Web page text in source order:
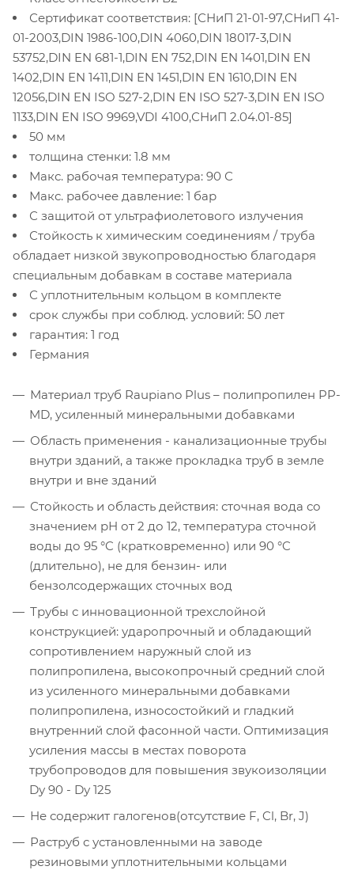
Сертификат соответствия: [СНиП 21-01-97,СНиП 41-
01-2003,DIN 1986-100,DIN 4060,DIN 18017-3,DIN
53752,DIN EN 681-1,DIN EN 752,DIN EN 1401,DIN EN
1402,DIN EN 1411,DIN EN 1451,DIN EN 1610,DIN EN
12056,DIN EN ISO 527-2,DIN EN ISO 527-3,DIN EN ISO
1133,DIN EN ISO 9969,VDI 4100,СНиП 2.04.01-85]
50 мм
толщина стенки: 1.8 мм
Макс. рабочая температура: 90 С
Макс. рабочее давление: 1 бар
С защитой от ультрафиолетового излучения
Стойкость к химическим соединениям / труба
обладает низкой звукопроводностью благодаря
специальным добавкам в составе материала
С уплотнительным кольцом в комплекте
срок службы при соблюд. условий: 50 лет
гарантия: 1 год
Германия
Материал труб Raupiano Plus – полипропилен PP-
MD, усиленный минеральными добавками
Область применения - канализационные трубы
внутри зданий, а также прокладка труб в земле
внутри и вне зданий
Стойкость и область действия: сточная вода со
значением pН от 2 до 12, температура сточной
воды до 95 °C (кратковременно) или 90 °C
(длительно), не для бензин- или
бензолсодержащих сточных вод
Трубы с инновационной трехслойной
конструкцией: ударопрочный и обладающий
сопротивлением наружный слой из
полипропилена, высокопрочный средний слой
из усиленного минеральными добавками
полипропилена, износостойкий и гладкий
внутренний слой фасонной части. Оптимизация
усиления массы в местах поворота
трубопроводов для повышения звукоизоляции
Dу 90 - Dу 125
Не содержит галогенов(отсутствие F, Cl, Br, J)
Раструб с установленными на заводе
резиновыми уплотнительными кольцами